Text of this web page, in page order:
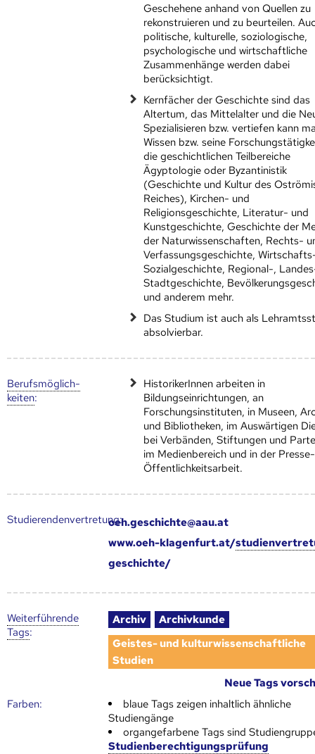
Geschehene anhand von Quellen zu
rekonstruieren und zu beurteilen.
politische, kulturelle, soziologische,
psychologische und wirtschaftliche
Zusammenhänge werden dabei
berücksichtigt.
Kernfächer der Geschichte sind das
Altertum, das Mittelalter und die
Spezialisieren bzw. vertiefen kann
Wissen bzw. seine
die geschichtlichen Teilbereiche
Ägyptologie oder Byzantinistik
(Geschichte und Kultur des
Reiches), Kirchen- und
Religionsgeschichte, Literatur- und
Kunstgeschichte, Geschichte der
der Naturwissenschaften, Rechts-
Verfassungsgeschichte,
Sozialgeschichte, Regional-,
Stadtgeschichte,
und anderem mehr.
Das Studium ist auch als
absolvierbar.
Berufs­möglich­
keiten:
HistorikerInnen arbeiten in
Bildungseinrichtungen, an
Forschungsinstituten, in Museen,
und Bibliotheken, im Auswärtigen
bei Verbänden, Stiftungen und
im Medienbereich und in der
Öffentlichkeitsarbeit.
Studierendenvertretung:oeh.geschichte@aau.at
www.oeh-klagenfurt.at/
geschichte/
Weiter­führende
Tags:
Archiv
Archivkunde
Geistes- und kulturwissenschaftliche
Studien
Neue Tags
Farben:
blaue Tags zeigen inhaltlich ähnliche
Studiengänge
organgefarbene Tags sind
Studienberechtigungsprüfung